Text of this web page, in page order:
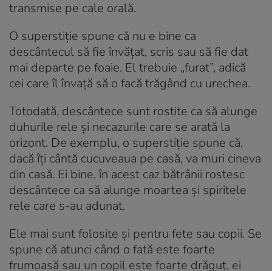
transmise pe cale orală.
O superstiție spune că nu e bine ca
descântecul să fie învățat, scris sau să fie dat
mai departe pe foaie. El trebuie „furat”, adică
cei care îl învață să o facă trăgând cu urechea.
Totodată, descântece sunt rostite ca să alunge
duhurile rele și necazurile care se arată la
orizont. De exemplu, o superstiție spune că,
dacă îți cântă cucuveaua pe casă, va muri cineva
din casă. Ei bine, în acest caz bătrânii rostesc
descântece ca să alunge moartea și spiritele
rele care s-au adunat.
Ele mai sunt folosite și pentru fete sau copii. Se
spune că atunci când o fată este foarte
frumoasă sau un copil este foarte drăguț, ei